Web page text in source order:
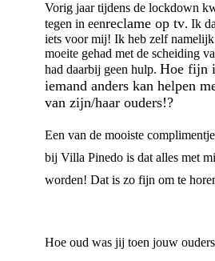
Vorig jaar tijdens de lockdown
tegen in eenreclame op tv. Ik
iets voor mij! Ik heb zelf
moeite gehad met de scheiding
had daarbij geen hulp. Hoe fijn
iemand anders kan helpen
van zijn/haar ouders!?
Een van de mooiste
bij Villa Pinedo is dat alles met
worden! Dat is zo fijn om te
Hoe oud was jij toen jouw